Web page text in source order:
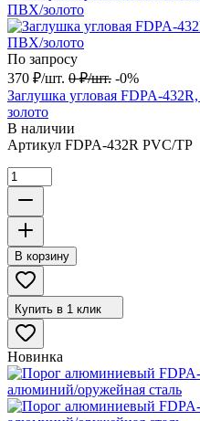
По запросу
370 ₽/шт. 0 ₽/шт. -0%
Заглушка угловая FDPA-
золото
В наличии
Артикул FDPA-432R PVC/TP
В корзину
Купить в 1 клик
Новинка